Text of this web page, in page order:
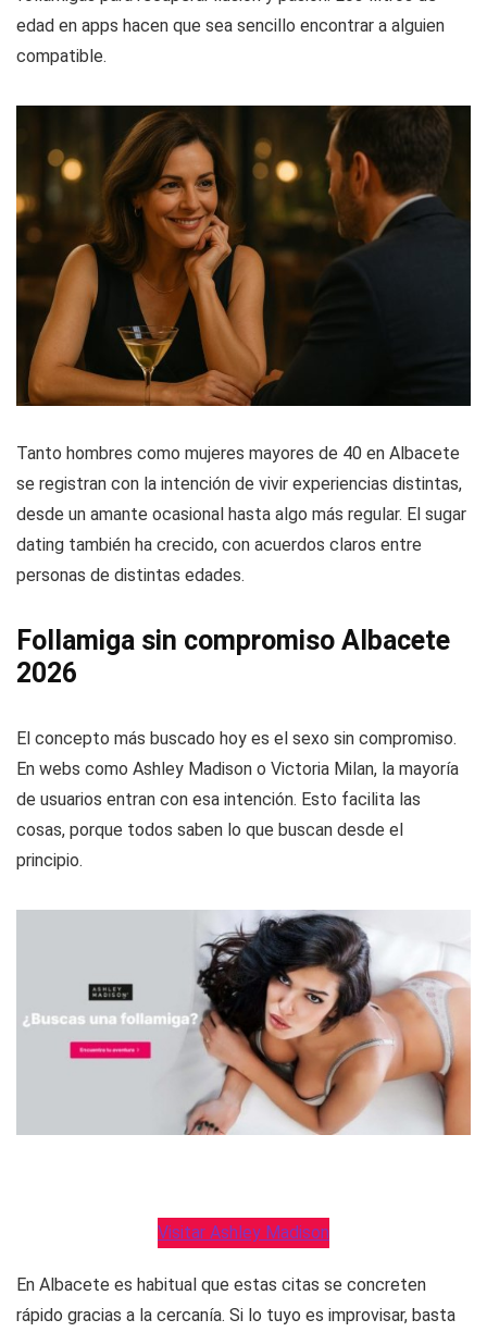
edad en apps hacen que sea sencillo encontrar a alguien
compatible.
Tanto hombres como mujeres mayores de 40 en Albacete
se registran con la intención de vivir experiencias distintas,
desde un amante ocasional hasta algo más regular. El sugar
dating también ha crecido, con acuerdos claros entre
personas de distintas edades.
Follamiga sin compromiso Albacete
2026
El concepto más buscado hoy es el sexo sin compromiso.
En webs como Ashley Madison o Victoria Milan, la mayoría
de usuarios entran con esa intención. Esto facilita las
cosas, porque todos saben lo que buscan desde el
principio.
Visitar Ashley Madison
En Albacete es habitual que estas citas se concreten
rápido gracias a la cercanía. Si lo tuyo es improvisar, basta